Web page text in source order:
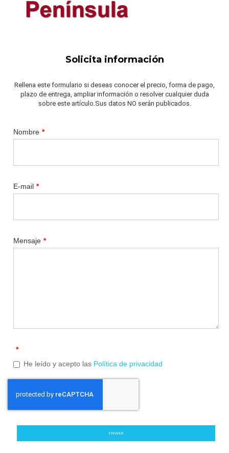
Solicita información
Rellena este formulario si deseas conocer el precio, forma de pago,
plazo de entrega, ampliar información o resolver cualquier duda
sobre este artículo.Sus datos NO serán publicados.
Nombre *
E-mail *
Mensaje *
*
He leído y acepto las Política de privacidad
ENVIAR